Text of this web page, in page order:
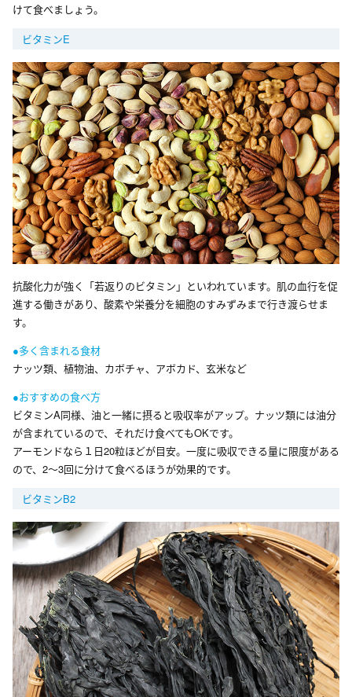
けて食べましょう。
ビタミンE
抗酸化力が強く「若返りのビタミン」といわれています。肌の血行を促
進する働きがあり、酸素や栄養分を細胞のすみずみまで行き渡らせま
す。
●多く含まれる食材
ナッツ類、植物油、カボチャ、アボカド、玄米など
●おすすめの食べ方
ビタミンA同様、油と一緒に摂ると吸収率がアップ。ナッツ類には油分
が含まれているので、それだけ食べてもOKです。
アーモンドなら１日20粒ほどが目安。一度に吸収できる量に限度がある
ので、2～3回に分けて食べるほうが効果的です。
ビタミンB2